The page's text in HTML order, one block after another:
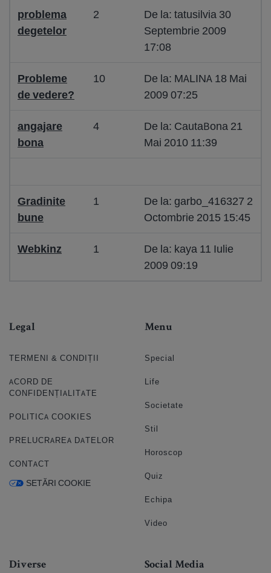
problema
degetelor
2
De la: tatusilvia 30
Septembrie 2009
17:08
Probleme
de vedere?
10
De la: MALINA 18 Mai
2009 07:25
angajare
bona
4
De la: CautaBona 21
Mai 2010 11:39
Gradinite
bune
1
De la: garbo_416327 2
Octombrie 2015 15:45
Webkinz 1
De la: kaya 11 Iulie
2009 09:19
Legal
TERMENI & CONDIȚII
ACORD DE
CONFIDENȚIALITATE
POLITICA COOKIES
PRELUCRAREA DATELOR
CONTACT
SETĂRI COOKIE
Menu
Special
Life
Societate
Stil
Horoscop
Quiz
Echipa
Video
Diverse Social Media